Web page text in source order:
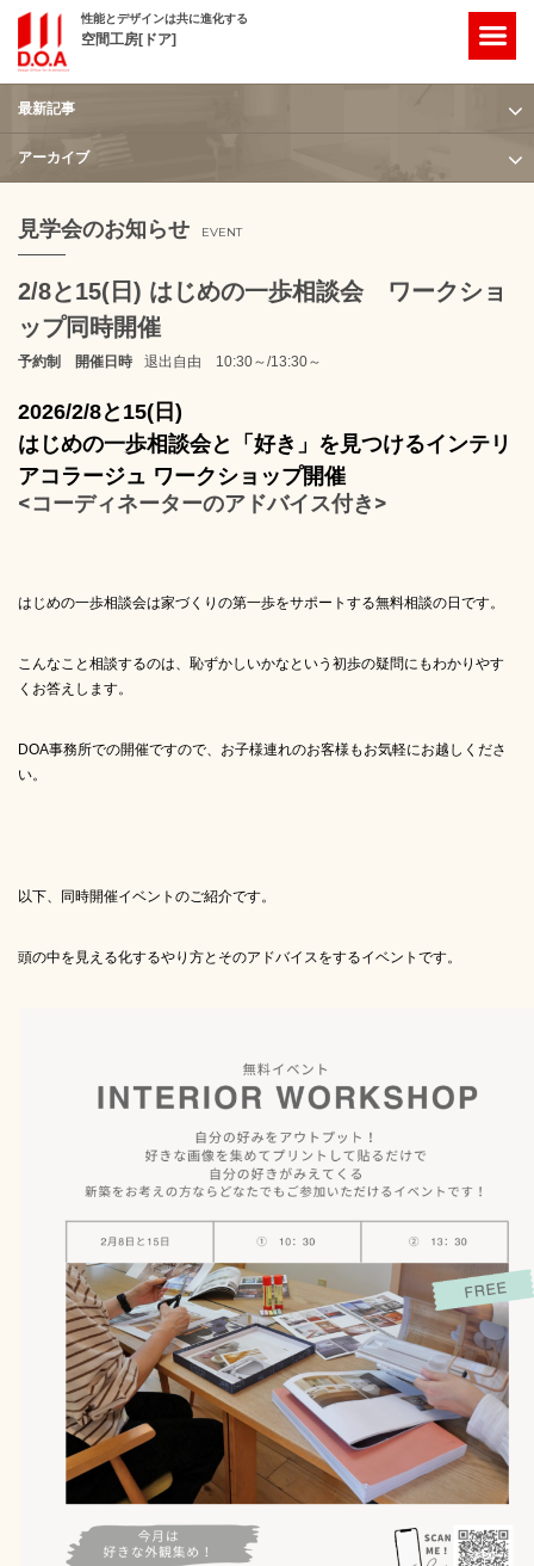
性能とデザインは共に進化する
空間工房[ドア]
ホーム
最新記事
アーカイブ
見学会のお知らせ EVENT
2/8と15(日) はじめの一歩相談会 ワークショ
ップ同時開催
予約制 開催日時 退出自由 10:30～/13:30～
2026/2/8と15(日)
はじめの一歩相談会と「好き」を見つけるインテリ
アコラージュ ワークショップ開催
<コーディネーターのアドバイス付き>
はじめの一歩相談会は家づくりの第一歩をサポートする無料相談の日です。
こんなこと相談するのは、恥ずかしいかなという初歩の疑問にもわかりやす
くお答えします。
DOA事務所での開催ですので、お子様連れのお客様もお気軽にお越しくださ
い。
以下、同時開催イベントのご紹介です。
頭の中を見える化するやり方とそのアドバイスをするイベントです。